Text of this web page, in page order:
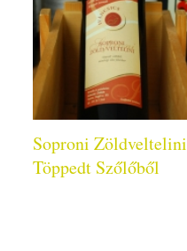
Soproni Zöldveltelini
Töppedt Szőlőből